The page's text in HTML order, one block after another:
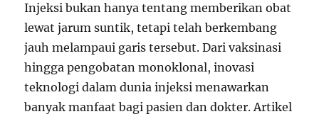
Injeksi bukan hanya tentang memberikan obat
lewat jarum suntik, tetapi telah berkembang
jauh melampaui garis tersebut. Dari vaksinasi
hingga pengobatan monoklonal, inovasi
teknologi dalam dunia injeksi menawarkan
banyak manfaat bagi pasien dan dokter. Artikel